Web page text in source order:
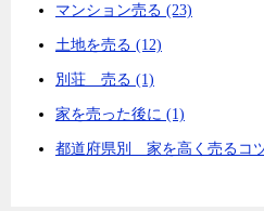
マンション売る (23)
土地を売る (12)
別荘 売る (1)
家を売った後に (1)
都道府県別 家を高く売るコ